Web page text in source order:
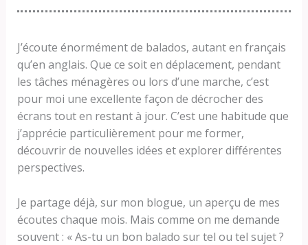
J’écoute énormément de balados, autant en français
qu’en anglais. Que ce soit en déplacement, pendant
les tâches ménagères ou lors d’une marche, c’est
pour moi une excellente façon de décrocher des
écrans tout en restant à jour. C’est une habitude que
j’apprécie particulièrement pour me former,
découvrir de nouvelles idées et explorer différentes
perspectives.
Je partage déjà, sur mon blogue, un aperçu de mes
écoutes chaque mois. Mais comme on me demande
souvent : « As-tu un bon balado sur tel ou tel sujet ?